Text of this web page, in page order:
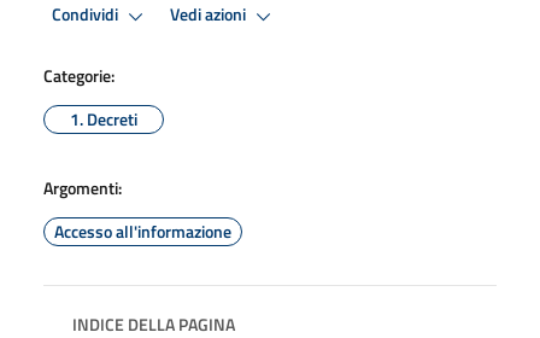
Condividi Vedi azioni
Categorie:
1. Decreti
Argomenti:
Accesso all'informazione
INDICE DELLA PAGINA